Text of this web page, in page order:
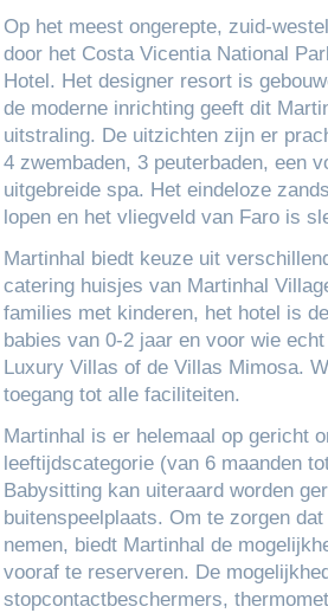
Op het meest ongerepte, zuid-
door het Costa Vicentia National
Hotel. Het designer resort is
de moderne inrichting geeft dit
uitstraling. De uitzichten zijn er
4 zwembaden, 3 peuterbaden, een
uitgebreide spa. Het eindeloze
lopen en het vliegveld van Faro is
Martinhal biedt keuze uit
catering huisjes van Martinhal
families met kinderen, het hotel is
babies van 0-2 jaar en voor wie
Luxury Villas of de Villas Mimosa.
toegang tot alle faciliteiten.
Martinhal is er helemaal op gericht
leeftijdscategorie (van 6 maanden
Babysitting kan uiteraard worden
buitenspeelplaats. Om te zorgen
nemen, biedt Martinhal de
vooraf te reserveren. De
stopcontactbeschermers,